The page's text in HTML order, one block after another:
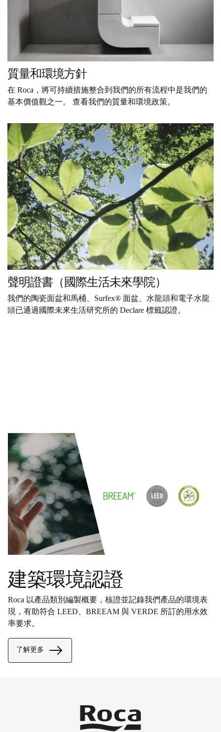
質量和環境方針
在 Roca，將可持續措施整合到我們的所有流程中是我們的
基本價值觀之一。 查看我們的質量和環境政策。
聲明證書（國際生活未來學院）
我們的陶瓷面盆和馬桶、Surfex® 面盆、水龍頭和電子水龍
頭已通過國際未來生活研究所的 Declare 標籤認證。
建築環境認證
Roca 以產品類別編製概要，核證並記錄我們產品的環境表
現，有助符合 LEED、BREEAM 與 VERDE 所訂的用水效
率要求。
了解更多